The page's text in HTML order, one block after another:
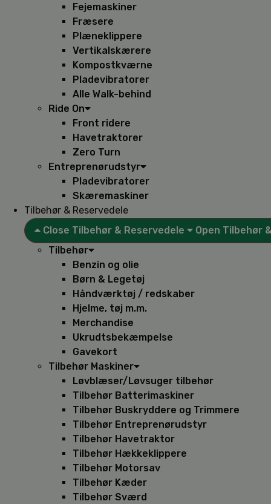
Fejemaskiner
Fræsere
Plæneklippere
Vertikalskærere
Kompostkværne
Pladevibratorer
Alle Walk-behind
Ride On
Front ridere
Havetraktorer
Zero Turn
Entreprenørudstyr
Pladevibratorer
Skæremaskiner
Tilbehør & Reservedele
Close Tilbehør & Reservedele
Open Tilbehør
Tilbehør
Benzin og olie
Børn & Legetøj
Håndværktøj / redskaber
Hjelme, tøj m.m.
Merchandise
Ukrudtsbekæmpelse
Gavekort
Tilbehør Maskiner
Løvblæser/Løvsuger tilbehør
Tilbehør Batterimaskiner
Tilbehør Buskryddere og Trimmere
Tilbehør Entreprenørudstyr
Tilbehør Havetraktor
Tilbehør Hækkeklippere
Tilbehør Motorsav
Tilbehør Kæder
Tilbehør Sværd